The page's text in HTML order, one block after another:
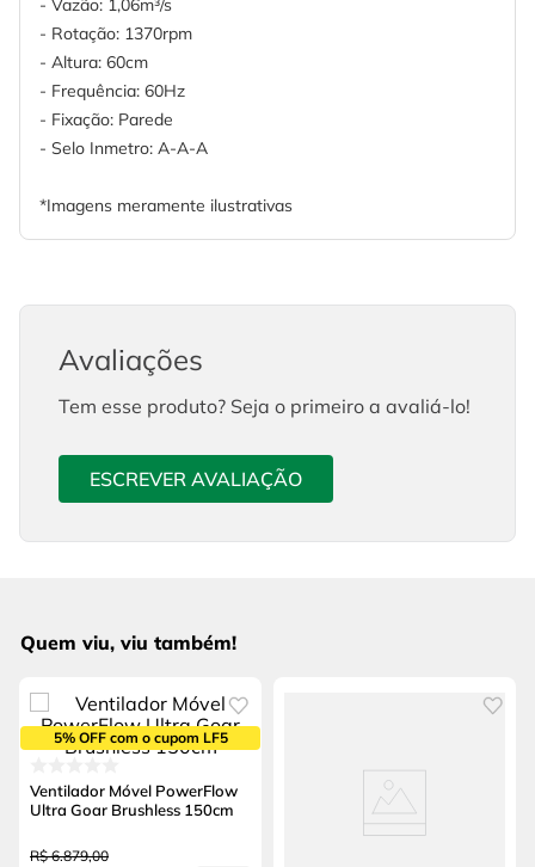
- Vazão: 1,06m³/s
- Rotação: 1370rpm
- Altura: 60cm
- Frequência: 60Hz
- Fixação: Parede
- Selo Inmetro: A-A-A
*Imagens meramente ilustrativas
Avaliações
Tem esse produto? Seja o primeiro a avaliá-lo!
ESCREVER AVALIAÇÃO
Quem viu, viu também!
5% OFF com o cupom LF5
Ventilador Móvel PowerFlow
Ultra Goar Brushless 150cm
R$ 6.879,00